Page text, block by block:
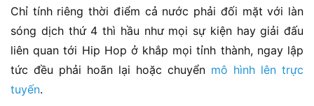
Chỉ tính riêng thời điểm cả nước phải đối mặt với làn
sóng dịch thứ 4 thì hầu như mọi sự kiện hay giải đấu
liên quan tới Hip Hop ở khắp mọi tỉnh thành, ngay lập
tức đều phải hoãn lại hoặc chuyển mô hình lên trực
tuyến.